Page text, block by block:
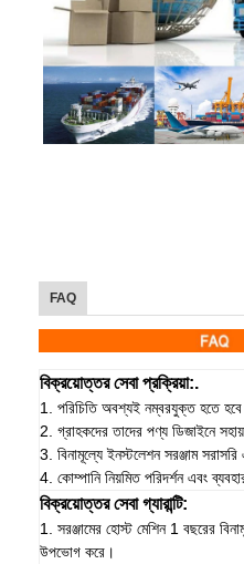
FAQ
বিক্রয়োত্তর সেবা প্রক্রিয়া:.
1. পরিচিতি অবশ্যই নম্বরযুক্ত হতে হবে
2. গ্রাহকদের তাদের পণ্য ডিজাইনে
3. বিনামূল্যে ইনস্টলেশন সরঞ্জাম সরাসরি
4. কোম্পানি নিয়মিত পরিদর্শন এবং
বিক্রয়োত্তর সেবা গ্যারান্টি:
1. সরঞ্জামের হোস্ট মেশিন 1 বছরের
উপভোগ করে।